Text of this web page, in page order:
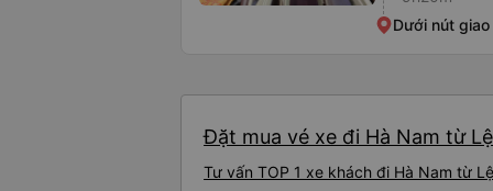
Dưới nút
Đặt mua vé xe đi Hà Nam từ
Tư vấn TOP 1 xe khách đi Hà Nam từ